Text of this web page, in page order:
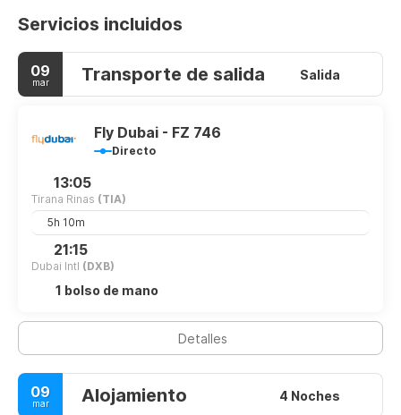
Servicios incluidos
09
mar Transporte de salida Salida
Fly Dubai - FZ 746
Directo
13:05
Tirana Rinas (TIA)
5h 10m
21:15
Dubai Intl (DXB)
1 bolso de mano
Detalles
09
mar Alojamiento 4 Noches